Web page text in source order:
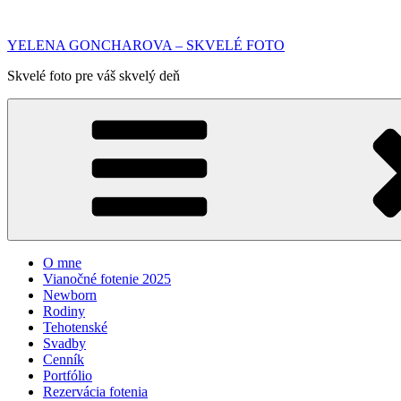
obsah
YELENA GONCHAROVA – SKVELÉ FOTO
Skvelé foto pre váš skvelý deň
O mne
Vianočné fotenie 2025
Newborn
Rodiny
Tehotenské
Svadby
Cenník
Portfólio
Rezervácia fotenia